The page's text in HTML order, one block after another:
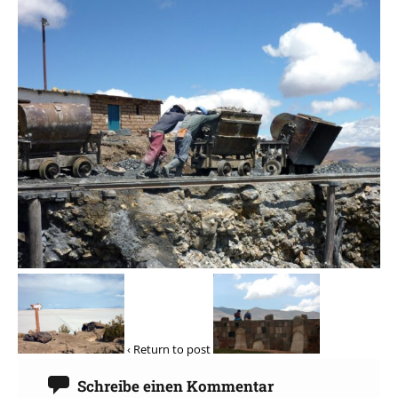
‹ Return to post
Schreibe einen Kommentar